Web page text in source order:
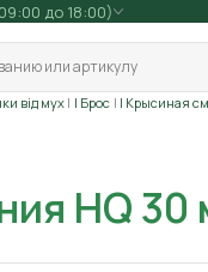
до 18:00)
від мух | Брос | Крысиная
HQ 30